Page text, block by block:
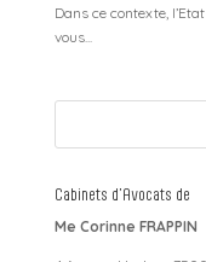
Dans ce contexte,
vous...
Cabinets d’Avocats de
Me Corinne FRAPPIN